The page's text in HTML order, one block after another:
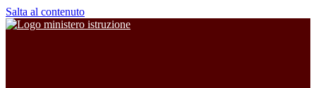
Salta al contenuto